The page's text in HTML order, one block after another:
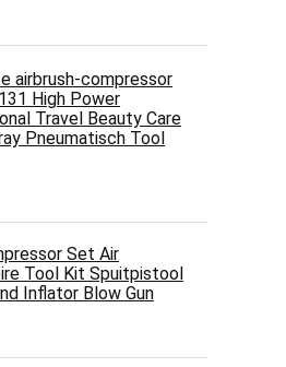
airbrush-compressor
High Power
Travel Beauty Care
Pneumatisch Tool
Set Air
Tool Kit Spuitpistool
Inflator Blow Gun